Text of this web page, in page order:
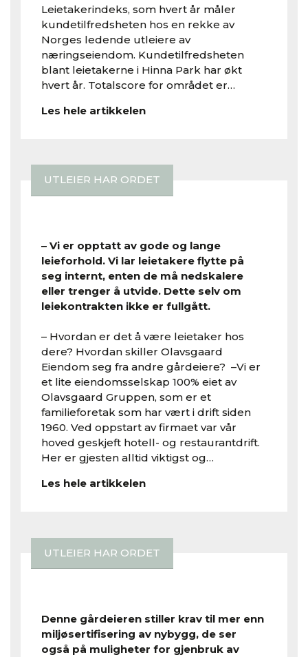
Leietakerindeks, som hvert år måler
kundetilfredsheten hos en rekke av
Norges ledende utleiere av
næringseiendom. Kundetilfredsheten
blant leietakerne i Hinna Park har økt
hvert år. Totalscore for området er…
Les hele artikkelen
UTLEIER HAR ORDET
– Vi er opptatt av gode og lange
leieforhold. Vi lar leietakere flytte på
seg internt, enten de må nedskalere
eller trenger å utvide. Dette selv om
leiekontrakten ikke er fullgått.
– Hvordan er det å være leietaker hos
dere? Hvordan skiller Olavsgaard
Eiendom seg fra andre gårdeiere? –Vi er
et lite eiendomsselskap 100% eiet av
Olavsgaard Gruppen, som er et
familieforetak som har vært i drift siden
1960. Ved oppstart av firmaet var vår
hoved geskjeft hotell- og restaurantdrift.
Her er gjesten alltid viktigst og…
Les hele artikkelen
UTLEIER HAR ORDET
Denne gårdeieren stiller krav til mer enn
miljøsertifisering av nybygg, de ser
også på muligheter for gjenbruk av